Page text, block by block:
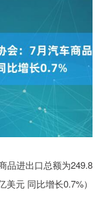
品进出口总额为249.8
美元 同比增长0.7%）